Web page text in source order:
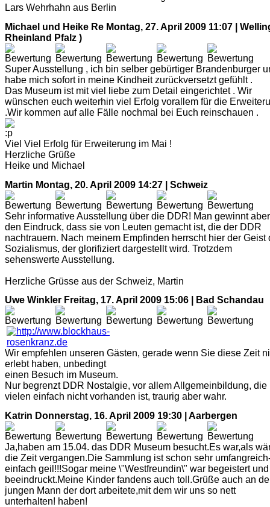
Lars Wehrhahn aus Berlin
Michael und Heike Re Montag, 27. April 2009 11:07 |
Rheinland Pfalz )
Super Ausstellung , ich bin selber gebürtiger Brandenburger
habe mich sofort in meine Kindheit zurückversetzt gefühlt .
Das Museum ist mit viel liebe zum Detail eingerichtet . Wir
wünschen euch weiterhin viel Erfolg vorallem für die
.Wir kommen auf alle Fälle nochmal bei Euch reinschauen .
Viel Viel Erfolg für Erweiterung im Mai !
Herzliche Grüße
Heike und Michael
Martin Montag, 20. April 2009 14:27 | Schweiz
Sehr informative Ausstellung über die DDR! Man gewinnt aber
den Eindruck, dass sie von Leuten gemacht ist, die der DDR
nachtrauern. Nach meinem Empfinden herrscht hier der Geist
Sozialismus, der glorifiziert dargestellt wird. Trotzdem
sehenswerte Ausstellung.
Herzliche Grüsse aus der Schweiz, Martin
Uwe Winkler Freitag, 17. April 2009 15:06 | Bad Schandau
Wir empfehlen unseren Gästen, gerade wenn Sie diese Zeit
erlebt haben, unbedingt
einen Besuch im Museum.
Nur begrenzt DDR Nostalgie, vor allem Allgemeinbildung, die
vielen einfach nicht vorhanden ist, traurig aber wahr.
Katrin Donnerstag, 16. April 2009 19:30 | Aarbergen
Ja,haben am 15.04. das DDR Museum besucht.Es war,als
die Zeit vergangen.Die Sammlung ist schon sehr
einfach geil!!!Sogar meine \"Westfreundin\" war begeistert und
beeindruckt.Meine Kinder fandens auch toll.Grüße auch an
jungen Mann der dort arbeitete,mit dem wir uns so nett
unterhalten! haben!